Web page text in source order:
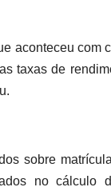
aconteceu
taxas de
sobre
no cálculo